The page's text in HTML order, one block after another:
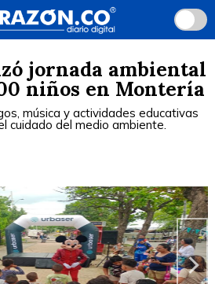
jornada ambiental
niños en Montería
música y actividades educativas
cuidado del medio ambiente.